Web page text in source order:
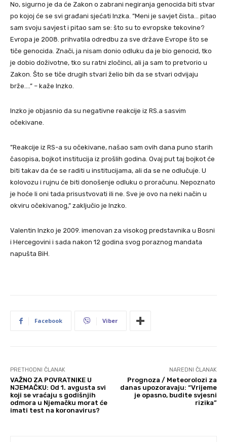
No, sigurno je da će Zakon o zabrani negiranja genocida biti stvar
po kojoj će se svi građani sjećati Inzka. ”Meni je savjet čista… pitao
sam svoju savjest i pitao sam se: što su to evropske tekovine?
Evropa je 2008. prihvatila odredbu za sve države Evrope što se
tiče genocida. Znači, ja nisam donio odluku da je bio genocid, tko
je dobio doživotne, tko su ratni zločinci, ali ja sam to pretvorio u
Zakon. Što se tiče drugih stvari želio bih da se stvari odvijaju
brže….” – kaže Inzko.
Inzko je objasnio da su negativne reakcije iz RS.a sasvim
očekivane.
”Reakcije iz RS-a su očekivane, našao sam ovih dana puno starih
časopisa, bojkot institucija iz prošlih godina. Ovaj put taj bojkot će
biti takav da će se raditi u institucijama, ali da se ne odlučuje. U
kolovozu i rujnu će biti donošenje odluku o proračunu. Nepoznato
je hoće li oni tada prisustvovati ili ne. Sve je ovo na neki način u
okviru očekivanog,” zaključio je Inzko.
Valentin Inzko je 2009. imenovan za visokog predstavnika u Bosni
i Hercegovini i sada nakon 12 godina svog poraznog mandata
napušta BiH.
Facebook Viber
PRETHODNI ČLANAK
VAŽNO ZA POVRATNIKE U
NJEMAČKU: Od 1. avgusta svi
koji se vraćaju s godišnjih
odmora u Njemačku morat će
imati test na koronavirus?
NAREDNI ČLANAK
Prognoza / Meteorolozi za
danas upozoravaju: “Vrijeme
je opasno, budite svjesni
rizika”